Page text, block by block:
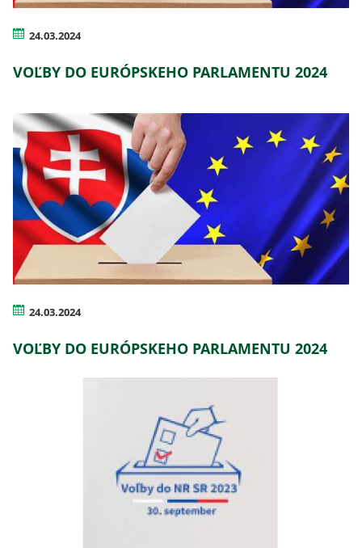
24.03.2024
VOĽBY DO EURÓPSKEHO PARLAMENTU 2024
24.03.2024
VOĽBY DO EURÓPSKEHO PARLAMENTU 2024